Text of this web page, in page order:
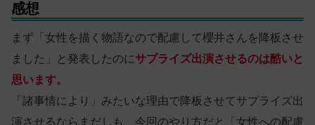
感想
まず「女性を描く物語なので配慮して櫻井さんを降板させ
ました」と発表したのにサプライズ出演させるのは酷いと
思います。
「諸事情により」みたいな理由で降板させてサプライズ出
演させるならまだしも、今回のやり方だと「女性への配慮